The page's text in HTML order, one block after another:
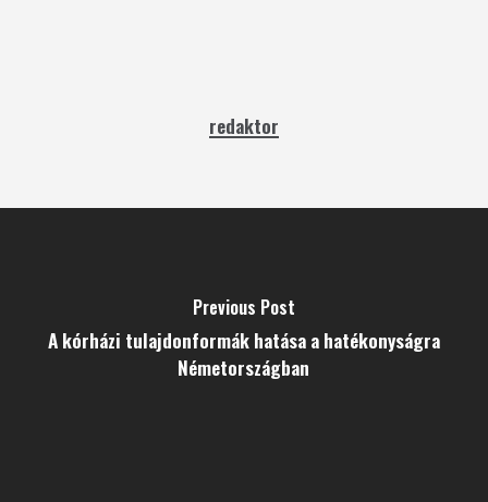
redaktor
Previous Post
A kórházi tulajdonformák hatása a hatékonyságra
Németországban